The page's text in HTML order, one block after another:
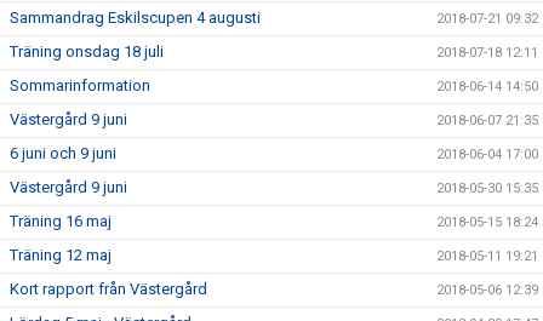
Sammandrag Eskilscupen 4 augusti 2018-07-21 09:32
Träning onsdag 18 juli 2018-07-18 12:11
Sommarinformation 2018-06-14 14:50
Västergård 9 juni 2018-06-07 21:35
6 juni och 9 juni 2018-06-04 17:00
Västergård 9 juni 2018-05-30 15:35
Träning 16 maj 2018-05-15 18:24
Träning 12 maj 2018-05-11 19:21
Kort rapport från Västergård 2018-05-06 12:39